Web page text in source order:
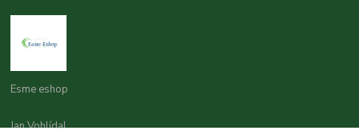
Esme eshop
Jan Vohlídal